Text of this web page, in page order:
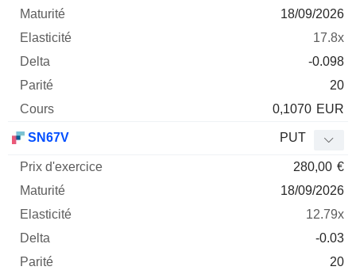
18/09/2026
17.8x
-0.098
20
0,1070 EUR
SN67V PUT
280,00 €
18/09/2026
12.79x
-0.03
20